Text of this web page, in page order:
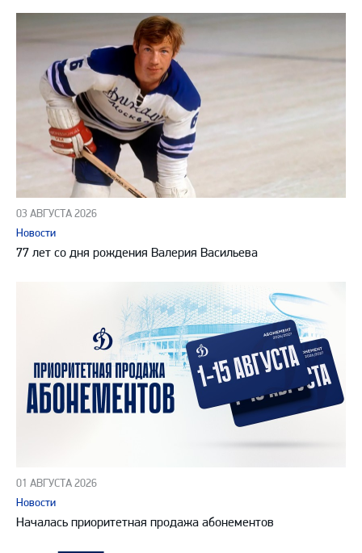
03 АВГУСТА 2026
Новости
77 лет со дня рождения Валерия Васильева
01 АВГУСТА 2026
Новости
Началась приоритетная продажа абонементов